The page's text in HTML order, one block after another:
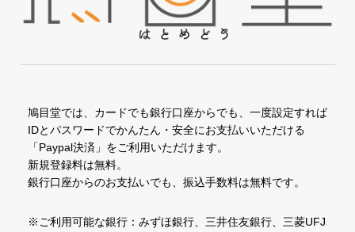
鳩目堂では、カードでも銀行口座からでも、一度設定すれば
IDとパスワードでかんたん・安全にお支払いいただける
「Paypal決済」をご利用いただけます。
新規登録料は無料。
銀行口座からのお支払いでも、振込手数料は無料です。
※ご利用可能な銀行：みずほ銀行、三井住友銀行、三菱UFJ